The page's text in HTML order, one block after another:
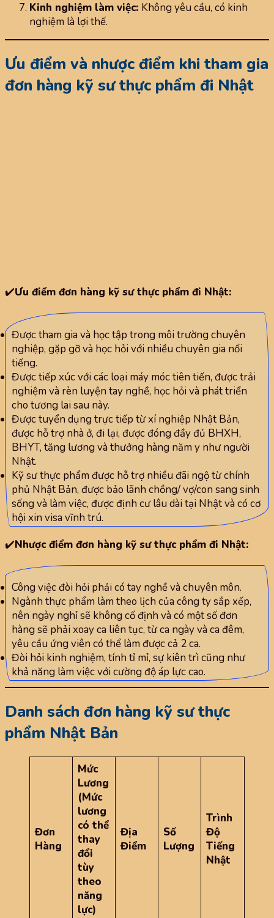
Kinh nghiệm làm việc: Không yêu cầu, có kinh
nghiệm là lợi thế.
Ưu điểm và nhược điểm khi tham gia
đơn hàng kỹ sư thực phẩm đi Nhật
✔️Ưu điểm đơn hàng kỹ sư thực phẩm đi Nhật:
Được tham gia và học tập trong môi trường chuyên
nghiệp, gặp gỡ và học hỏi với nhiều chuyên gia nổi
tiếng.
Được tiếp xúc với các loại máy móc tiên tiến, được trải
nghiệm và rèn luyện tay nghề, học hỏi và phát triển
cho tương lai sau này.
Được tuyển dụng trực tiếp từ xí nghiệp Nhật Bản,
được hỗ trợ nhà ở, đi lại, được đóng đầy đủ BHXH,
BHYT, tăng lương và thưởng hàng năm y như người
Nhật.
Kỹ sư thực phẩm được hỗ trợ nhiều đãi ngộ từ chính
phủ Nhật Bản, được bảo lãnh chồng/ vợ/con sang sinh
sống và làm việc, được định cư lâu dài tại Nhật và có cơ
hội xin visa vĩnh trú.
✔️Nhược điểm đơn hàng kỹ sư thực phẩm đi Nhật:
Công việc đòi hỏi phải có tay nghề và chuyên môn.
Ngành thực phẩm làm theo lịch của công ty sắp xếp,
nên ngày nghỉ sẽ không cố định và có một số đơn
hàng sẽ phải xoay ca liên tục, từ ca ngày và ca đêm,
yêu cầu ứng viên có thể làm được cả 2 ca.
Đòi hỏi kinh nghiệm, tính tỉ mỉ, sự kiên trì cũng như
khả năng làm việc với cường độ áp lực cao.
Danh sách đơn hàng kỹ sư thực
phẩm Nhật Bản
Đơn
Hàng
Mức
Lương
(Mức
lương
có thể
thay
đổi
tùy
theo
năng
lực)
Địa
Điểm
Số
Lượng
Trình
Độ
Tiếng
Nhật